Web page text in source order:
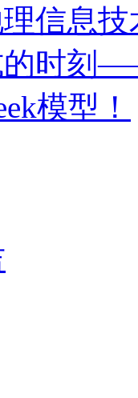
信息
时刻
模型！